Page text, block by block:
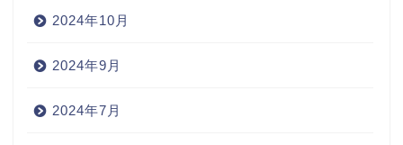
2024年10月
2024年9月
2024年7月